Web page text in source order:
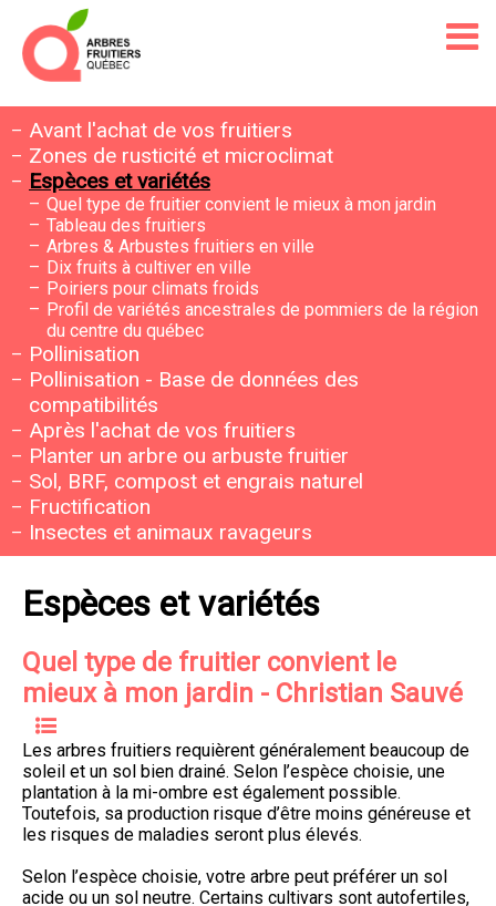
Avant l'achat de vos fruitiers
Zones de rusticité et microclimat
Espèces et variétés
Quel type de fruitier convient le mieux à mon jardin
Tableau des fruitiers
Arbres & Arbustes fruitiers en ville
Dix fruits à cultiver en ville
Poiriers pour climats froids
Profil de variétés ancestrales de pommiers de la région
du centre du québec
Pollinisation
Pollinisation - Base de données des
compatibilités
Après l'achat de vos fruitiers
Planter un arbre ou arbuste fruitier
Sol, BRF, compost et engrais naturel
Fructification
Insectes et animaux ravageurs
Espèces et variétés
Quel type de fruitier convient le
mieux à mon jardin - Christian Sauvé
Les arbres fruitiers requièrent généralement beaucoup de
soleil et un sol bien drainé. Selon l’espèce choisie, une
plantation à la mi-ombre est également possible.
Toutefois, sa production risque d’être moins généreuse et
les risques de maladies seront plus élevés.
Selon l’espèce choisie, votre arbre peut préférer un sol
acide ou un sol neutre. Certains cultivars sont autofertiles,